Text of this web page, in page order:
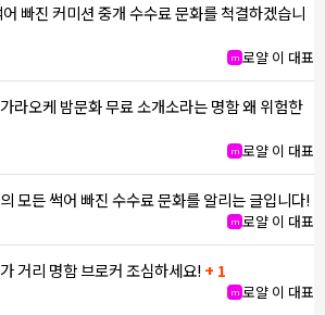
빠진 커미션 중개 수수료 문화를 척결하겠습니
m 로얄 이 대표
라오케 밤문화 무료 소개소라는 명함 왜 위험한
m 로얄 이 대표
모든 썩어 빠진 수수료 문화를 알리는 글입니다!
m 로얄 이 대표
거리 명함 브로커 조심하세요! + 1
m 로얄 이 대표